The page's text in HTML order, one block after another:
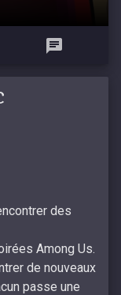
des
Among Us.
de nouveaux
passe une